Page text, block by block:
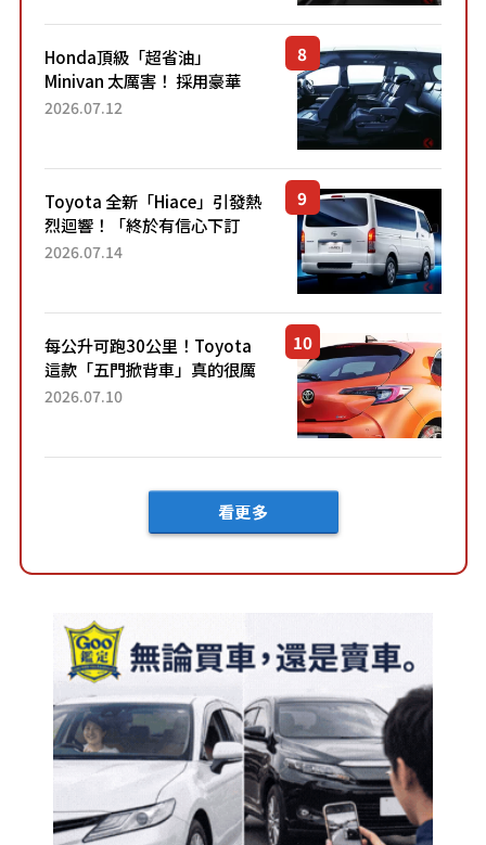
Honda頂級「超省油」
Minivan 太厲害！ 採用豪華
「真皮座椅」與專屬「黑色內
「三...
2026.07.12
Toyota 全新「Hiace」引發熱
烈迴響！「終於有信心下訂
了！」「哪個等級交車最
車？...
2026.07.14
每公升可跑30公里！Toyota
這款「五門掀背車」真的很厲
害！ 擁有全長4.3公尺的「剛剛
2026.07.10
看更多